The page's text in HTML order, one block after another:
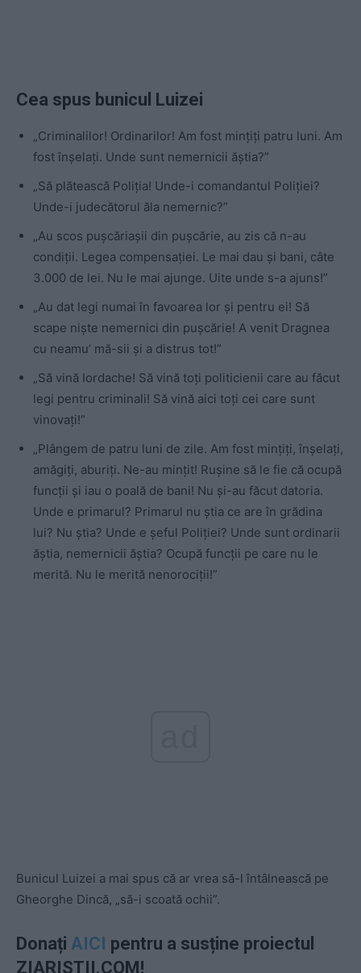
Cea spus bunicul Luizei
„Criminalilor! Ordinarilor! Am fost mințiți patru luni. Am
fost înșelați. Unde sunt nemernicii ăștia?”
„Să plătească Poliția! Unde-i comandantul Poliției?
Unde-i judecătorul ăla nemernic?”
„Au scos pușcăriașii din pușcărie, au zis că n-au
condiții. Legea compensației. Le mai dau și bani, câte
3.000 de lei. Nu le mai ajunge. Uite unde s-a ajuns!”
„Au dat legi numai în favoarea lor și pentru ei! Să
scape niște nemernici din pușcărie! A venit Dragnea
cu neamu’ mă-sii și a distrus tot!”
„Să vină Iordache! Să vină toți politicienii care au făcut
legi pentru criminali! Să vină aici toți cei care sunt
vinovați!”
„Plângem de patru luni de zile. Am fost mințiți, înșelați,
amăgiți, aburiți. Ne-au mințit! Rușine să le fie că ocupă
funcții și iau o poală de bani! Nu și-au făcut datoria.
Unde e primarul? Primarul nu știa ce are în grădina
lui? Nu știa? Unde e șeful Poliției? Unde sunt ordinarii
ăștia, nemernicii ăștia? Ocupă funcții pe care nu le
merită. Nu le merită nenorociții!”
Bunicul Luizei a mai spus că ar vrea să-l întâlnească pe
Gheorghe Dincă, „să-i scoată ochii”.
Donați AICI pentru a susține proiectul
ZIARISTII.COM!